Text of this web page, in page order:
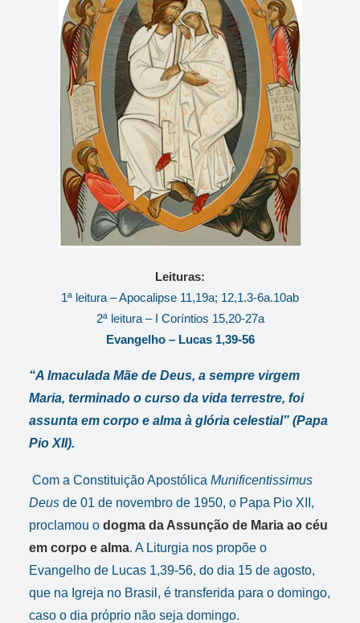
Leituras:
1ª leitura – Apocalipse 11,19a; 12,1.3-6a.10ab
2ª leitura – I Coríntios 15,20-27a
Evangelho – Lucas 1,39-56
“A Imaculada Mãe de Deus, a sempre virgem
Maria, terminado o curso da vida terrestre, foi
assunta em corpo e alma à glória celestial” (Papa
Pio XII).
Com a Constituição Apostólica Munificentissimus
Deus de 01 de novembro de 1950, o Papa Pio XII,
proclamou o dogma da Assunção de Maria ao céu
em corpo e alma. A Liturgia nos propõe o
Evangelho de Lucas 1,39-56, do dia 15 de agosto,
que na Igreja no Brasil, é transferida para o domingo,
caso o dia próprio não seja domingo.